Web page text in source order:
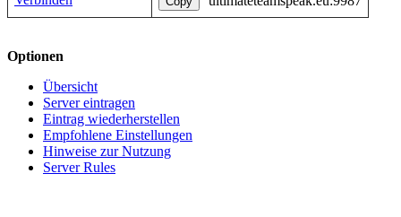
Optionen
Übersicht
Server eintragen
Eintrag wiederherstellen
Empfohlene Einstellungen
Hinweise zur Nutzung
Server Rules